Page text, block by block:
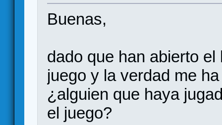
Buenas,
dado que han abierto
juego y la verdad me
¿alguien que haya
el juego?